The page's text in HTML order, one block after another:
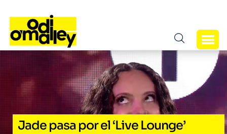
Jade pasa por el ‘Live Lounge’